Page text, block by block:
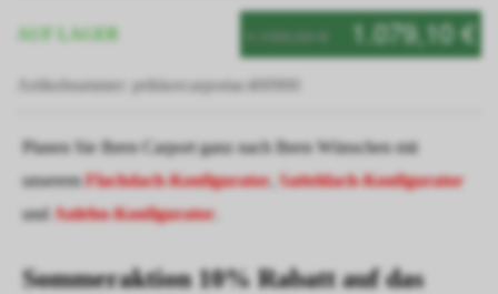
1.199,00 € 1.079,10 €
AUF LAGER
Artikelnummer: prikkercarportac400900
Planen Sie Ihren Carport ganz nach Ihren Wünschen mit
unseremFlachdach-Konfigurator, Satteldach-Konfigurator
und Anlehn-Konfigurator
Sommeraktion 10% Rabatt auf das